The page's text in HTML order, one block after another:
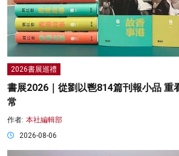
2026書展巡禮
書展2026｜從劉以鬯814篇刊報小品 重
常
作者: 本社編輯部
2026-08-06